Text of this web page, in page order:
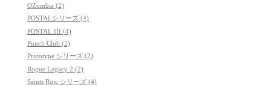
OZombie (2)
POSTALシリーズ (4)
POSTAL III (4)
Punch Club (2)
Prototype シリーズ (2)
Rogue Legacy 2 (2)
Saints Row シリーズ (4)